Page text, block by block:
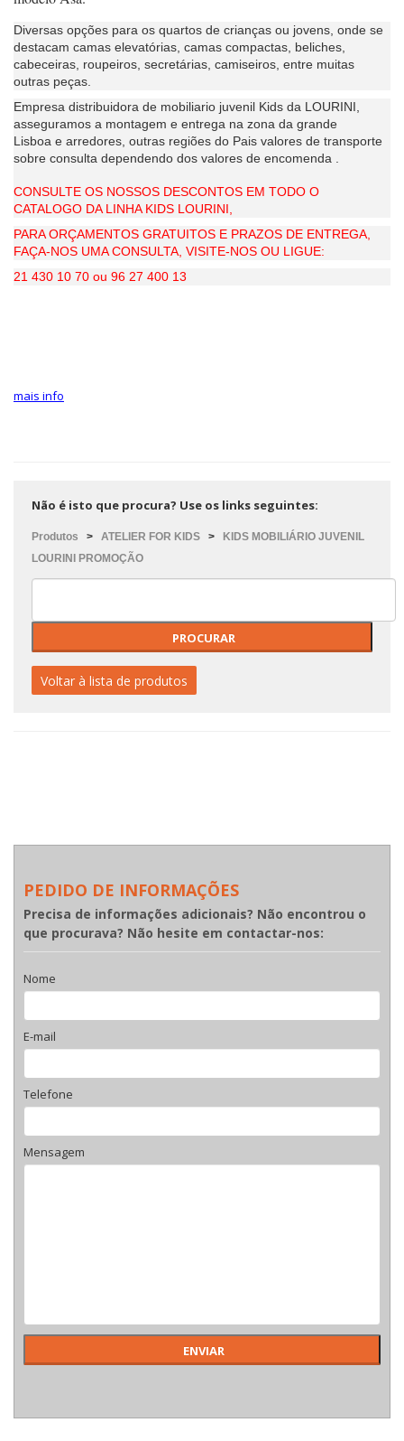
Diversas opções para os quartos de crianças ou jovens, onde se
destacam camas elevatórias, camas compactas, beliches,
cabeceiras, roupeiros, secretárias, camiseiros, entre muitas
outras peças.
Empresa distribuidora de mobiliario juvenil Kids da LOURINI,
asseguramos a montagem e entrega na zona da grande
Lisboa e arredores, outras regiões do Pais valores de transporte
sobre consulta dependendo dos valores de encomenda .
CONSULTE OS NOSSOS DESCONTOS EM TODO O
CATALOGO DA LINHA KIDS LOURINI,
PARA ORÇAMENTOS GRATUITOS E PRAZOS DE ENTREGA,
FAÇA-NOS UMA CONSULTA, VISITE-NOS OU LIGUE:
21 430 10 70 ou 96 27 400 13
mais info
Não é isto que procura? Use os links seguintes:
Produtos > ATELIER FOR KIDS >
KIDS MOBILIÁRIO JUVENIL
LOURINI PROMOÇÃO
Voltar à lista de produtos
PEDIDO DE INFORMAÇÕES
Precisa de informações adicionais? Não encontrou o
que procurava? Não hesite em contactar-nos:
Nome
E-mail
Telefone
Mensagem